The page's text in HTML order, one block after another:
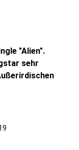
"Alien".
sehr